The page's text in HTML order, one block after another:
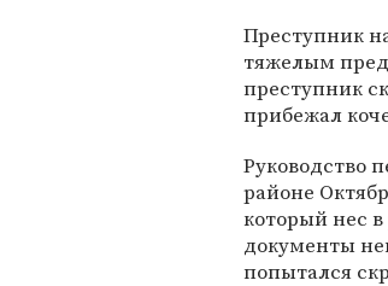
Преступник
тяжелым
преступник
прибежал
Руководство
районе
который нес
документы
попытался